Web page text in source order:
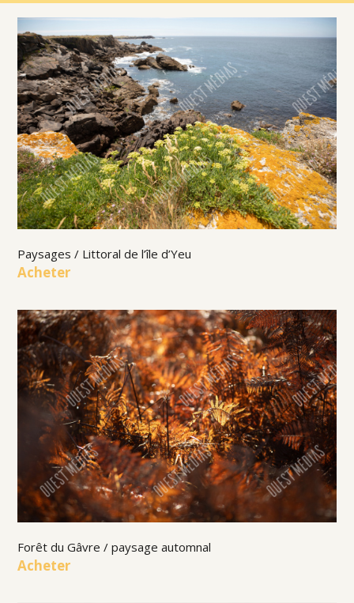
Paysages / Littoral de l’île d’Yeu
Acheter
Forêt du Gâvre / paysage automnal
Acheter